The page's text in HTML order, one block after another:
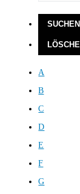
A
B
C
D
E
F
G